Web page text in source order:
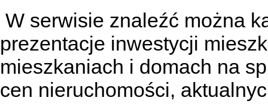
W serwisie znaleźć można
prezentacje inwestycji
mieszkaniach i domach na
cen nieruchomości,